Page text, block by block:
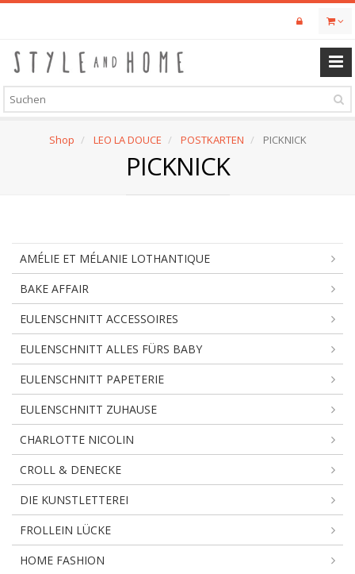
Skip
content
Shop LEO LA DOUCE POSTKARTEN PICKNICK
PICKNICK
AMÉLIE ET MÉLANIE LOTHANTIQUE
BAKE AFFAIR
EULENSCHNITT ACCESSOIRES
EULENSCHNITT ALLES FÜRS BABY
EULENSCHNITT PAPETERIE
EULENSCHNITT ZUHAUSE
CHARLOTTE NICOLIN
CROLL & DENECKE
DIE KUNSTLETTEREI
FROLLEIN LÜCKE
HOME FASHION